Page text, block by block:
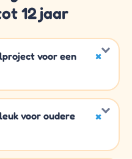
12 jaar
voor een
voor oudere